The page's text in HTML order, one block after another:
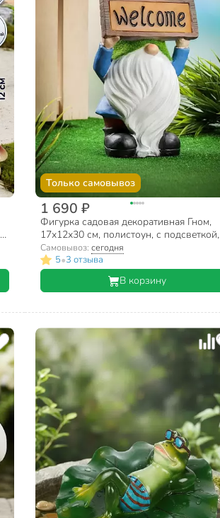
Только самовывоз
1 690 ₽
Фигурка садовая декоративная Гном,
17х12х30 см, полистоун, с подсветкой,
Y4-8100
Самовывоз: сегодня
5•3 отзыва
В корзину